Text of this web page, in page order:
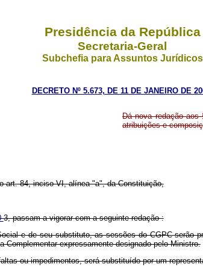
Presidência da República
Secretaria-Geral
Subchefia para Assuntos Jurídicos
DECRETO Nº 5.673, DE 11 DE JANEIRO DE
Dá nova redação aos
atribuições e
art. 84, inciso VI, alínea "a", da Constituição,
3, passam a vigorar com a seguinte redação :
e de seu substituto, as sessões do CGPC serão
Complementar expressamente designado pelo Ministro.
ou impedimentos, será substituído por um